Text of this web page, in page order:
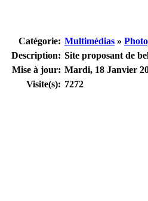
Catégorie: Multimédias »
Description: Site proposant de
Mise à jour: Mardi, 18 Janvier
Visite(s): 7272